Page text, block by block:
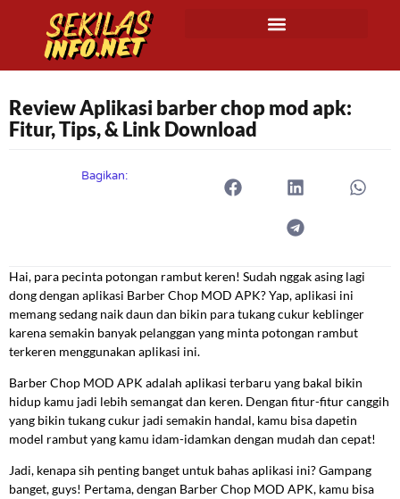
Review Aplikasi barber chop mod apk:
Fitur, Tips, & Link Download
Bagikan:
Hai, para pecinta potongan rambut keren! Sudah nggak asing lagi
dong dengan aplikasi Barber Chop MOD APK? Yap, aplikasi ini
memang sedang naik daun dan bikin para tukang cukur keblinger
karena semakin banyak pelanggan yang minta potongan rambut
terkeren menggunakan aplikasi ini.
Barber Chop MOD APK adalah aplikasi terbaru yang bakal bikin
hidup kamu jadi lebih semangat dan keren. Dengan fitur-fitur canggih
yang bikin tukang cukur jadi semakin handal, kamu bisa dapetin
model rambut yang kamu idam-idamkan dengan mudah dan cepat!
Jadi, kenapa sih penting banget untuk bahas aplikasi ini? Gampang
banget, guys! Pertama, dengan Barber Chop MOD APK, kamu bisa